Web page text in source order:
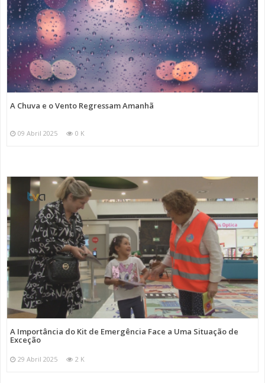
A Chuva e o Vento Regressam Amanhã
09 Abril 2025 0 K
A Importância do Kit de Emergência Face a Uma Situação de
Exceção
29 Abril 2025 2 K